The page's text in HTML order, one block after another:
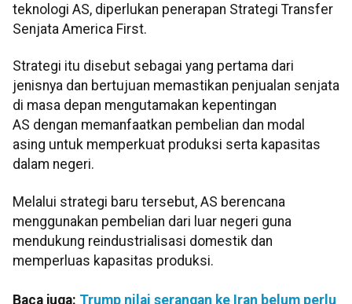
teknologi AS, diperlukan penerapan Strategi Transfer
Senjata America First.
Strategi itu disebut sebagai yang pertama dari
jenisnya dan bertujuan memastikan penjualan senjata
di masa depan mengutamakan kepentingan
AS dengan memanfaatkan pembelian dan modal
asing untuk memperkuat produksi serta kapasitas
dalam negeri.
Melalui strategi baru tersebut, AS berencana
menggunakan pembelian dari luar negeri guna
mendukung reindustrialisasi domestik dan
memperluas kapasitas produksi.
Baca juga: Trump nilai serangan ke Iran belum perlu